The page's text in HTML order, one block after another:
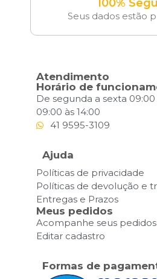
100%
Seus dados estão
Atendimento
Horário de
De segunda a sexta 09:00
09:00 às 14:00
41 9595-3109
Ajuda
Políticas de privacidade
Políticas de devolução e
Entregas e Prazos
Meus pedidos
Acompanhe seus pedidos
Editar cadastro
Formas de